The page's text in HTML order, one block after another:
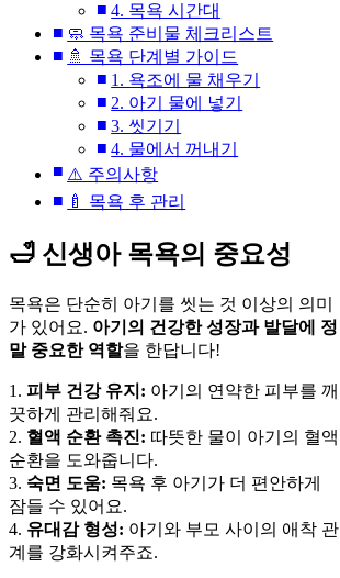
4. 목욕 시간대
🧼 목욕 준비물 체크리스트
🚿 목욕 단계별 가이드
1. 욕조에 물 채우기
2. 아기 물에 넣기
3. 씻기기
4. 물에서 꺼내기
⚠️ 주의사항
🍼 목욕 후 관리
🛁 신생아 목욕의 중요성
목욕은 단순히 아기를 씻는 것 이상의 의미
가 있어요. 아기의 건강한 성장과 발달에 정
말 중요한 역할을 한답니다!
1. 피부 건강 유지: 아기의 연약한 피부를 깨
끗하게 관리해줘요.
2. 혈액 순환 촉진: 따뜻한 물이 아기의 혈액
순환을 도와줍니다.
3. 숙면 도움: 목욕 후 아기가 더 편안하게
잠들 수 있어요.
4. 유대감 형성: 아기와 부모 사이의 애착 관
계를 강화시켜주죠.